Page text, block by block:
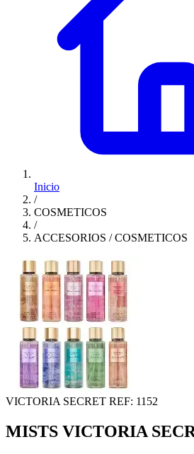
Inicio
/
COSMETICOS
/
ACCESORIOS / COSMETICOS
VICTORIA SECRET REF: 1152
MISTS VICTORIA